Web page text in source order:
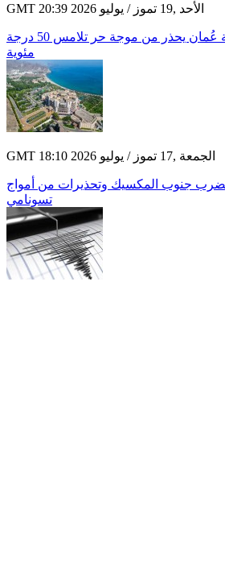
GMT 20:39 2026 الأحد ,19 تموز / يوليو
الإنذار المبكر في سلطنة عُمان يحذر من موجة حر تلامس 50 درجة
مئوية
GMT 18:10 2026 الجمعة ,17 تموز / يوليو
7.4 درجة يضرب جنوب المكسيك وتحذيرات من أمواج
تسونامي